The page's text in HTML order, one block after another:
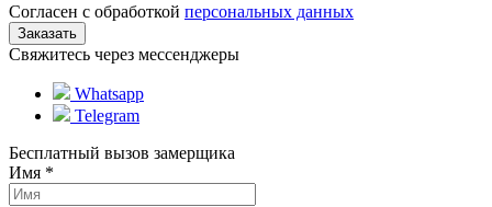
Согласен с обработкой персональных данных
Свяжитесь через мессенджеры
Whatsapp
Telegram
Бесплатный вызов замерщика
Имя *